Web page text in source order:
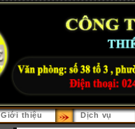
Giới thiệu Dịch vụ